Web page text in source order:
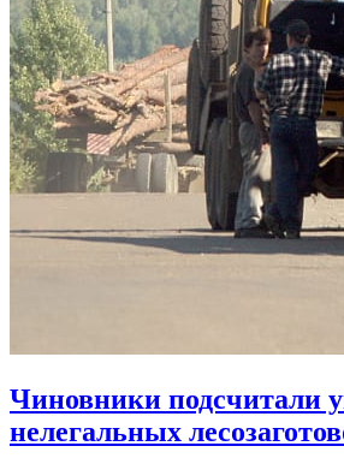
Чиновники подсчитали
нелегальных